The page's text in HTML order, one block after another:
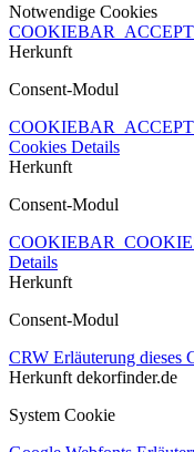
Notwendige Cookies
Herkunft
Consent-Modul
Cookies Details
Herkunft
Consent-Modul
Details
Herkunft
Consent-Modul
CRW Erläuterung dieses
Herkunft dekorfinder.de
System Cookie